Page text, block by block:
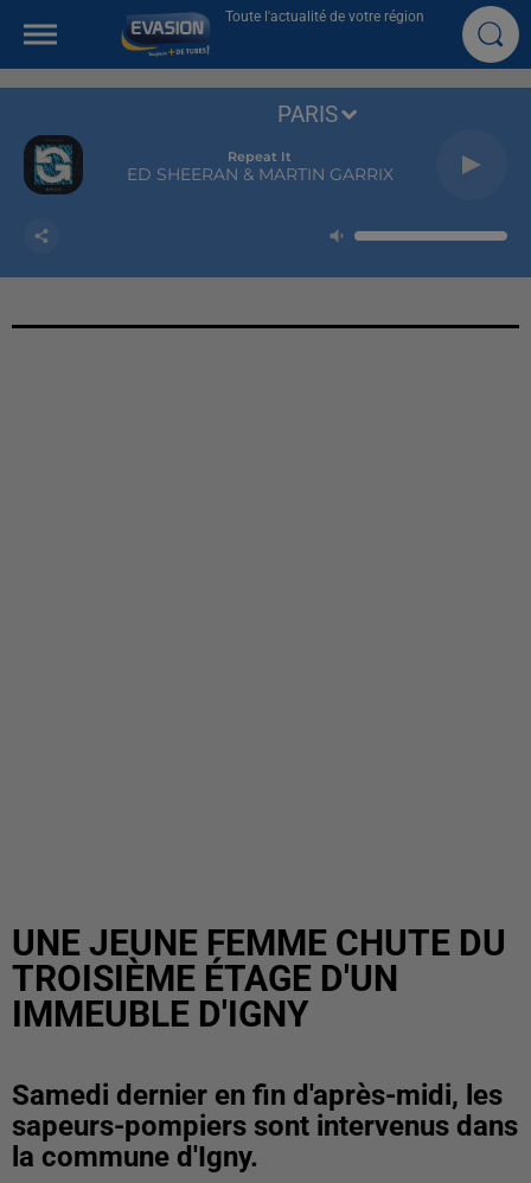
Toute l'actualité de votre région
Repeat It
ED SHEERAN & MARTIN GARRIX
PARIS
UNE JEUNE FEMME CHUTE DU
TROISIÈME ÉTAGE D'UN
IMMEUBLE D'IGNY
Samedi dernier en fin d'après-midi, les
sapeurs-pompiers sont intervenus dans
la commune d'Igny.